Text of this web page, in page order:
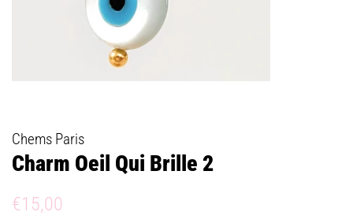
Chems Paris
Charm Oeil Qui Brille 2
Prix
€15,00